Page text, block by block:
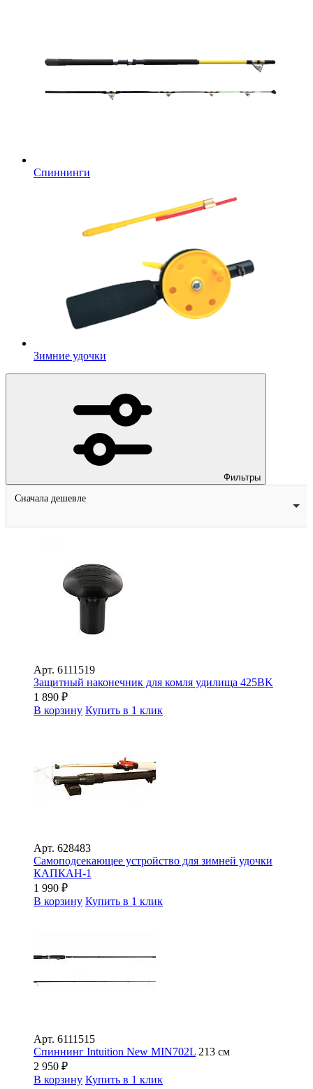
Спиннинги
Зимние удочки
Фильтры
Сначала дешевле
Арт. 6111519
Защитный наконечник для комля удилища 425BK
1 890 ₽
В корзину Купить в 1 клик
Арт. 628483
Самоподсекающее устройство для зимней удочки
КАПКАН-1
1 990 ₽
В корзину Купить в 1 клик
Арт. 6111515
Спиннинг Intuition New MIN702L 213 см
2 950 ₽
В корзину Купить в 1 клик